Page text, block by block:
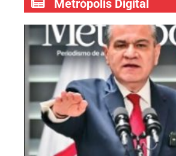
Metrópolis Digital